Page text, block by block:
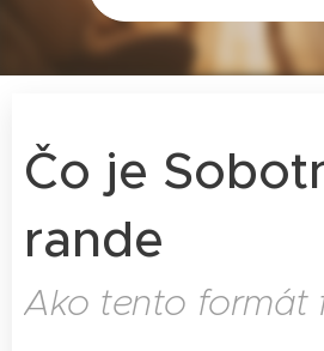
Čo je
rande
Ako tento formát